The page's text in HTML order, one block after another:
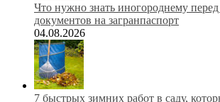
Что нужно знать иногороднему перед
документов на загранпаспорт
04.08.2026
7 быстрых зимних работ в саду,